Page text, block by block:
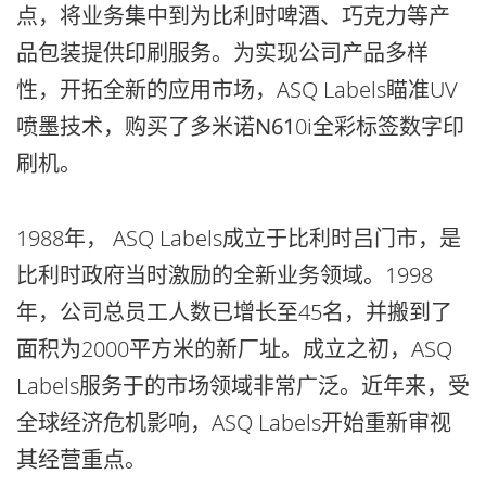
点，将业务集中到为比利时啤酒、巧克力等产
品包装提供印刷服务。为实现公司产品多样
性，开拓全新的应用市场，ASQ Labels瞄准UV
喷墨技术，购买了多米诺N610i全彩标签数字印
刷机。
1988年， ASQ Labels成立于比利时吕门市，是
比利时政府当时激励的全新业务领域。1998
年，公司总员工人数已增长至45名，并搬到了
面积为2000平方米的新厂址。成立之初，ASQ
Labels服务于的市场领域非常广泛。近年来，受
全球经济危机影响，ASQ Labels开始重新审视
其经营重点。